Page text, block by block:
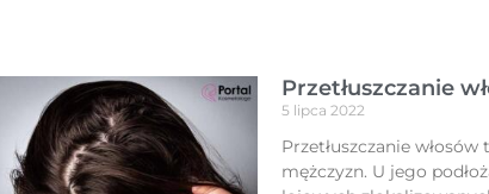
Przetłuszczanie
5 lipca 2022
Przetłuszczanie
mężczyzn. U jego